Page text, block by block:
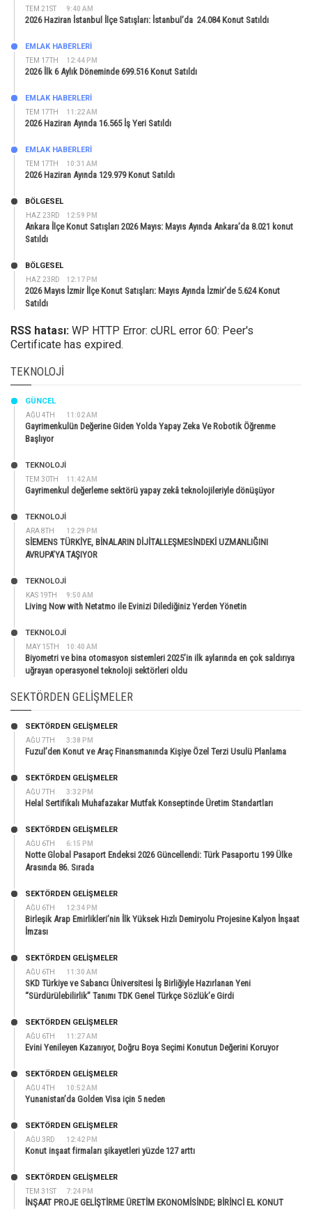
TEM 21ST 9:40 AM
2026 Haziran İstanbul İlçe Satışları: İstanbul’da 24.084 Konut Satıldı
TEM 17TH 12:44 PM
EMLAK HABERLERI
2026 İlk 6 Aylık Döneminde 699.516 Konut Satıldı
TEM 17TH 11:22 AM
EMLAK HABERLERI
2026 Haziran Ayında 16.565 İş Yeri Satıldı
TEM 17TH 10:31 AM
EMLAK HABERLERI
2026 Haziran Ayında 129.979 Konut Satıldı
HAZ 23RD 12:59 PM
BÖLGESEL
Ankara İlçe Konut Satışları 2026 Mayıs: Mayıs Ayında Ankara’da 8.021 konut
Satıldı
HAZ 23RD 12:17 PM
BÖLGESEL
2026 Mayıs İzmir İlçe Konut Satışları: Mayıs Ayında İzmir’de 5.624 Konut
Satıldı
RSS hatası: WP HTTP Error: cURL error 60: Peer's
Certificate has expired.
TEKNOLOJI
AĞU 4TH 11:02 AM
GÜNCEL
Gayrimenkulün Değerine Giden Yolda Yapay Zeka Ve Robotik Öğrenme
Başlıyor
TEM 30TH 11:42 AM
TEKNOLOJİ
Gayrimenkul değerleme sektörü yapay zekâ teknolojileriyle dönüşüyor
ARA 8TH 12:29 PM
TEKNOLOJİ
SİEMENS TÜRKİYE, BİNALARIN DİJİTALLEŞMESİNDEKİ UZMANLIĞINI
AVRUPA’YA TAŞIYOR
KAS 19TH 9:50 AM
TEKNOLOJİ
Living Now with Netatmo ile Evinizi Dilediğiniz Yerden Yönetin
MAY 15TH 10:40 AM
TEKNOLOJİ
Biyometri ve bina otomasyon sistemleri 2025’in ilk aylarında en çok saldırıya
uğrayan operasyonel teknoloji sektörleri oldu
SEKTÖRDEN GELIŞMELER
AĞU 7TH 3:38 PM
SEKTÖRDEN GELIŞMELER
Fuzul’den Konut ve Araç Finansmanında Kişiye Özel Terzi Usulü Planlama
AĞU 7TH 3:32 PM
SEKTÖRDEN GELIŞMELER
Helal Sertifikalı Muhafazakar Mutfak Konseptinde Üretim Standartları
AĞU 6TH 6:15 PM
SEKTÖRDEN GELIŞMELER
Notte Global Pasaport Endeksi 2026 Güncellendi: Türk Pasaportu 199 Ülke
Arasında 86. Sırada
AĞU 6TH 12:34 PM
SEKTÖRDEN GELIŞMELER
Birleşik Arap Emirlikleri’nin İlk Yüksek Hızlı Demiryolu Projesine Kalyon İnşaat
İmzası
AĞU 6TH 11:30 AM
SEKTÖRDEN GELIŞMELER
SKD Türkiye ve Sabancı Üniversitesi İş Birliğiyle Hazırlanan Yeni
“Sürdürülebilirlik” Tanımı TDK Genel Türkçe Sözlük’e Girdi
AĞU 6TH 11:27 AM
SEKTÖRDEN GELIŞMELER
Evini Yenileyen Kazanıyor, Doğru Boya Seçimi Konutun Değerini Koruyor
AĞU 4TH 10:52 AM
SEKTÖRDEN GELIŞMELER
Yunanistan’da Golden Visa için 5 neden
AĞU 3RD 12:42 PM
SEKTÖRDEN GELIŞMELER
Konut inşaat firmaları şikayetleri yüzde 127 arttı
TEM 31ST 7:24 PM
SEKTÖRDEN GELIŞMELER
İNŞAAT PROJE GELİŞTİRME ÜRETİM EKONOMİSİNDE; BİRİNCİ EL KONUT